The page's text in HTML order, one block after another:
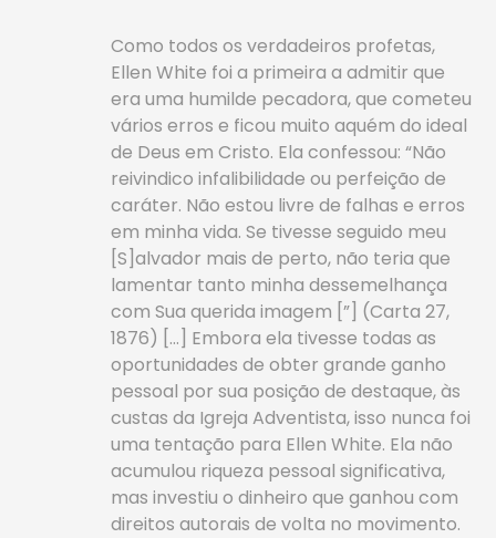
Como todos os verdadeiros profetas,
Ellen White foi a primeira a admitir que
era uma humilde pecadora, que cometeu
vários erros e ficou muito aquém do ideal
de Deus em Cristo. Ela confessou: “Não
reivindico infalibilidade ou perfeição de
caráter. Não estou livre de falhas e erros
em minha vida. Se tivesse seguido meu
[S]alvador mais de perto, não teria que
lamentar tanto minha dessemelhança
com Sua querida imagem [”] (Carta 27,
1876) […] Embora ela tivesse todas as
oportunidades de obter grande ganho
pessoal por sua posição de destaque, às
custas da Igreja Adventista, isso nunca foi
uma tentação para Ellen White. Ela não
acumulou ­riqueza pessoal significativa,
mas investiu o dinheiro que ganhou com
direitos autorais de volta no movimento.